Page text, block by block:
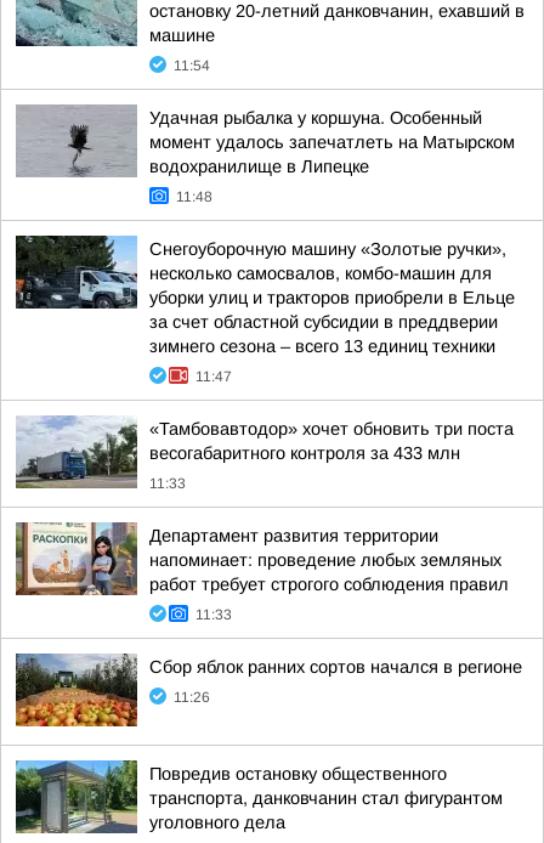
остановку 20-летний данковчанин, ехавший в
машине
11:54
Удачная рыбалка у коршуна. Особенный
момент удалось запечатлеть на Матырском
водохранилище в Липецке
11:48
Снегоуборочную машину «Золотые ручки»,
несколько самосвалов, комбо-машин для
уборки улиц и тракторов приобрели в Ельце
за счет областной субсидии в преддверии
зимнего сезона – всего 13 единиц техники
11:47
«Тамбовавтодор» хочет обновить три поста
весогабаритного контроля за 433 млн
11:33
Департамент развития территории
напоминает: проведение любых земляных
работ требует строгого соблюдения правил
11:33
Сбор яблок ранних сортов начался в регионе
11:26
Повредив остановку общественного
транспорта, данковчанин стал фигурантом
уголовного дела